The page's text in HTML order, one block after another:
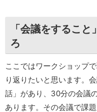
「会議をするこ
ろ
ここではワークショップ
り返りたいと思います。
話」があり、30分の会議
あります。その会議で課